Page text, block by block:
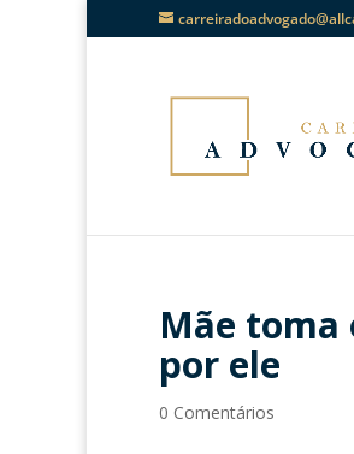
Mãe toma
por ele
0 Comentários